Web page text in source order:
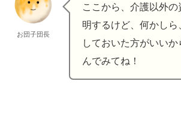
お団子団長
ここから、介護以外
明するけど、何かし
しておいた方がいい
んでみてね！